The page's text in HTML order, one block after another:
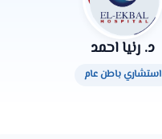
د. رنيا احمد
استشاري باطن عام